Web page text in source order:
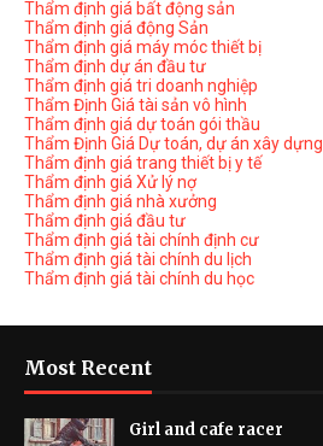
Thẩm định giá bất động sản
Thẩm định giá động Sản
Thẩm định giá máy móc thiết bị
Thẩm định dự án đầu tư
Thẩm định giá tri doanh nghiệp
Thẩm Định Giá tài sản vô hình
Thẩm định giá dự toán gói thầu
Thẩm Định Giá Dự toán, dự án xây dựng
Thẩm định giá trang thiết bị y tế
Thẩm định giá Xử lý nợ
Thẩm định giá nhà xưởng
Thẩm định giá đầu tư
Thẩm định giá tài chính định cư
Thẩm định giá tài chính du lịch
Thẩm định giá tài chính du học
Most Recent
Girl and cafe racer